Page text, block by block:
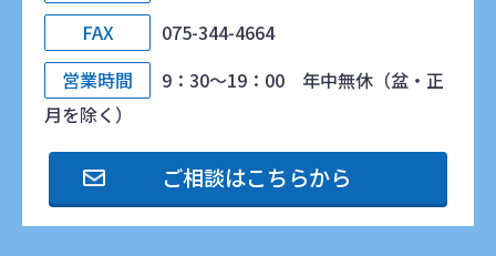
FAX
075-344-4664
営業時間
9：30～19：00 年中無休（盆・正
月を除く）
ご相談はこちらから